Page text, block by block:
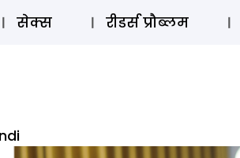
सेक्स रीडर्स प्रौब्लम